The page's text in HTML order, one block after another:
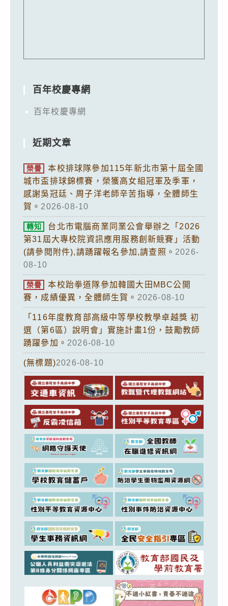
百年校慶專網
百年校慶專網
近期文章
榮譽
本校排球隊參加115年新北市第十屆全國
城市盃排球錦標賽，榮獲高女組冠軍及季軍，
感謝吳冠廷、周子洋老師辛苦指導，全體師生
賀。 2026-08-10
轉知
台北市電腦商業同業公會舉辦之「2026
第31屆大專校院資訊應用服務創新競賽」活動
(請參閱附件),請踴躍報名參加,請查照。 2026-
08-10
榮譽
本校跆拳道隊參加韓國大田MBC公開
賽，成績優異，全體師生賀。 2026-08-10
「116年度教育部高級中等學校教學卓越獎 初
選（第6區）說明會」實施計畫1份，鼓勵教師
踴躍參加。 2026-08-10
(無標題)2026-08-10